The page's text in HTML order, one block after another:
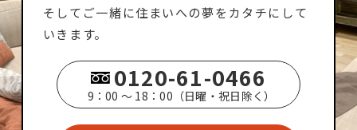
そしてご一緒に住まいへの夢をカタチにして
いきます。
0120-61-0466
9：00 ～ 18：00（日曜・祝日除く）